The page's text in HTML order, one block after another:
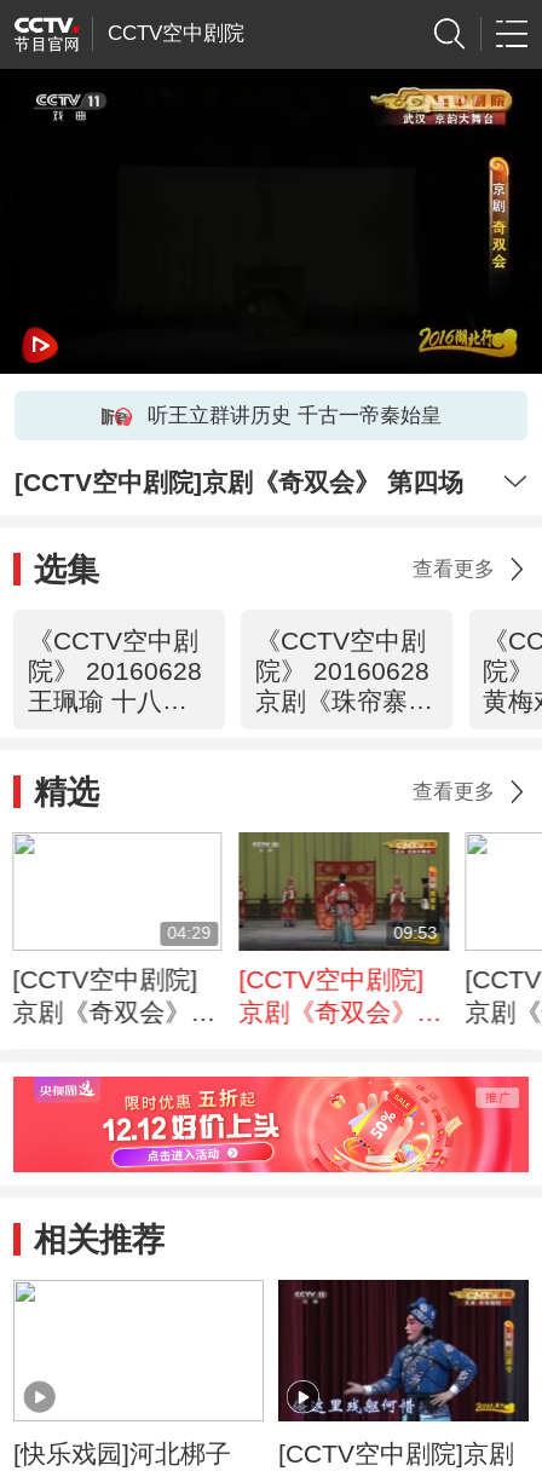
CCTV空中剧院
听王立群讲历史 千古一帝秦始皇
[CCTV空中剧院]京剧《奇双会》 第四场
选集 查看更多
《CCTV空中剧
院》 20160628
王珮瑜 十八张
选场
《CCTV空中剧
院》 20160628
京剧《珠帘寨》
《
院》
黄梅
精选 查看更多
04:29
[CCTV空中剧院]
京剧《奇双会》
09:53
[CCTV空中剧院]
京剧《奇双会》
京剧
相关推荐
[快乐戏园]河北梆子
[CCTV空中剧院]京剧